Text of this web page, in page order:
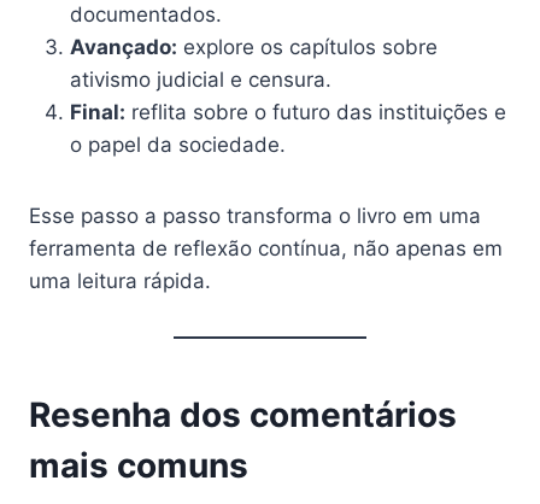
documentados.
Avançado: explore os capítulos sobre
ativismo judicial e censura.
Final: reflita sobre o futuro das instituições e
o papel da sociedade.
Esse passo a passo transforma o livro em uma
ferramenta de reflexão contínua, não apenas em
uma leitura rápida.
Resenha dos comentários
mais comuns